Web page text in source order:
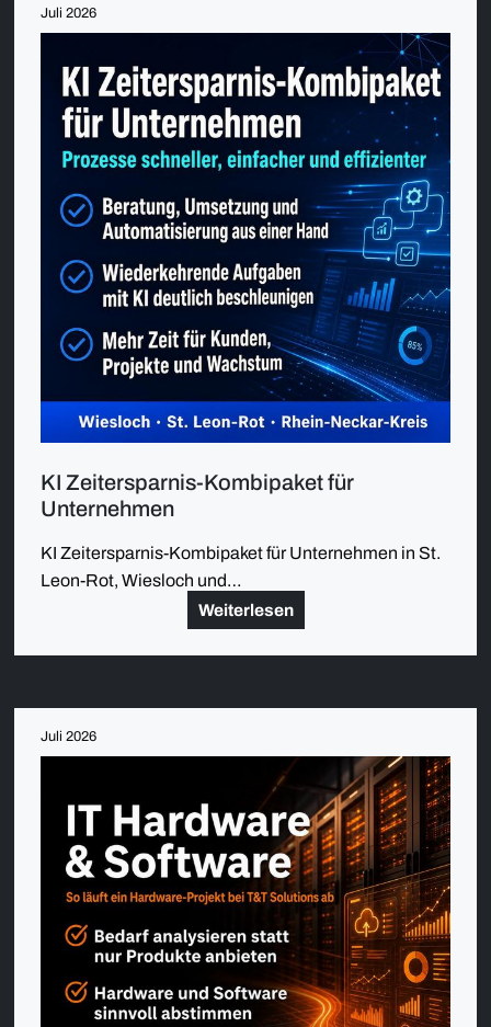
Juli 2026
KI Zeitersparnis-Kombipaket für
Unternehmen
KI Zeitersparnis-Kombipaket für Unternehmen in St.
Leon-Rot, Wiesloch und…
Weiterlesen
Juli 2026